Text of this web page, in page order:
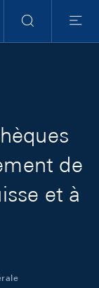
RechercheMenu
de
et à